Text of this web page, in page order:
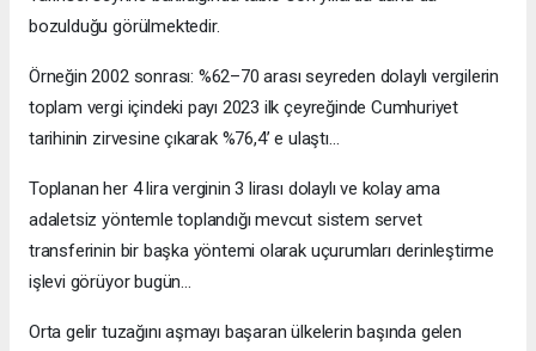
bozulduğu görülmektedir.
Örneğin 2002 sonrası: %62–70 arası seyreden dolaylı vergilerin
toplam vergi içindeki payı 2023 ilk çeyreğinde Cumhuriyet
tarihinin zirvesine çıkarak %76,4’ e ulaştı…
Toplanan her 4 lira verginin 3 lirası dolaylı ve kolay ama
adaletsiz yöntemle toplandığı mevcut sistem servet
transferinin bir başka yöntemi olarak uçurumları derinleştirme
işlevi görüyor bugün…
Orta gelir tuzağını aşmayı başaran ülkelerin başında gelen